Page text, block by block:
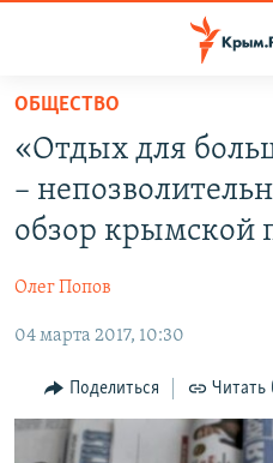
Вернуться
основному
содержанию
Вернутся
главной
Вернутся
поиску
СПЕЦПРОЕКТЫ
ГРУЗ 200
ВОДА
ЕЩЕ
ИНТЕРАКТИВ
ИНФОГРАФИКА
ТЕЛЕПРОЕКТ КРЫМ.РЕАЛИИ
РАДІО СВОБОДА
КАК ОБОЙТИ
Українською
ОБЩЕСТВО
«Отдых для
–
обзор крымской
Олег Попов
04 марта 2017, 10:30
Поделиться Читать